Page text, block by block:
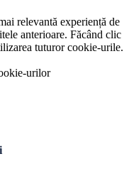
relevantă experiență de
anterioare. Făcând clic
tuturor cookie-urile.
urilor